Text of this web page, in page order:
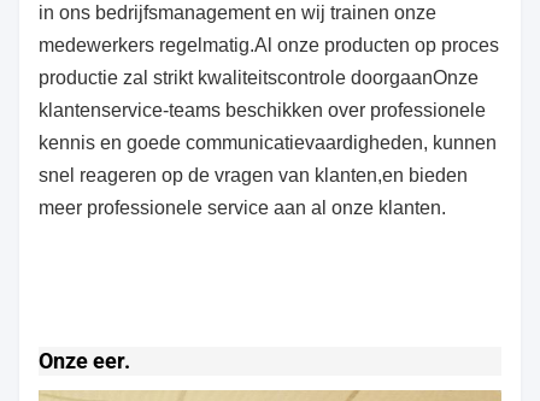
in ons bedrijfsmanagement en wij trainen onze
medewerkers regelmatig.Al onze producten op proces
productie zal strikt kwaliteitscontrole doorgaanOnze
klantenservice-teams beschikken over professionele
kennis en goede communicatievaardigheden, kunnen
snel reageren op de vragen van klanten,en bieden
meer professionele service aan al onze klanten.
Onze eer.